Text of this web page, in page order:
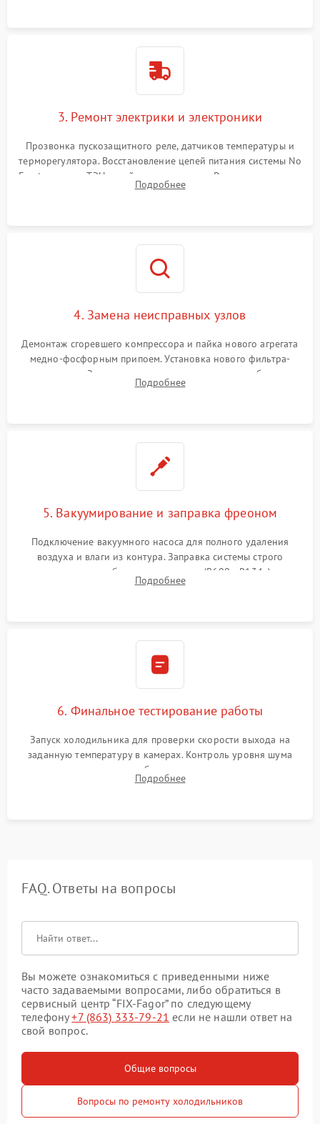
3. Ремонт электрики и электроники
Прозвонка пускозащитного реле, датчиков температуры и
терморегулятора. Восстановление цепей питания системы No
Frost, включая ТЭН оттайки и вентилятор. Ремонт или замена
платы управления при сбоях алгоритмов.
Подробнее
4. Замена неисправных узлов
Демонтаж сгоревшего компрессора и пайка нового агрегата
медно-фосфорным припоем. Установка нового фильтра-
осушителя. Замена изношенных вентиляторов обдува,
сломанных заслонок или поврежденных дверных петель.
Подробнее
5. Вакуумирование и заправка фреоном
Подключение вакуумного насоса для полного удаления
воздуха и влаги из контура. Заправка системы строго
дозированным объемом хладагента (R600a, R134a) по
электронным весам. Контроль рабочего давления в системе.
Подробнее
6. Финальное тестирование работы
Запуск холодильника для проверки скорости выхода на
заданную температуру в камерах. Контроль уровня шума
компрессора, отсутствия обмерзания стенок и корректного
срабатывания системы автоматической оттайки.
Подробнее
FAQ. Ответы на вопросы
Вы можете ознакомиться с приведенными ниже
часто задаваемыми вопросами, либо обратиться в
сервисный центр “FIX-Fagor” по следующему
телефону+7 (863) 333-79-21 если не нашли ответ на
свой вопрос.
Общие вопросы
Вопросы по ремонту холодильников